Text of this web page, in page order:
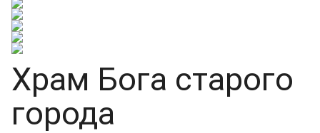
Храм Бога старого
города